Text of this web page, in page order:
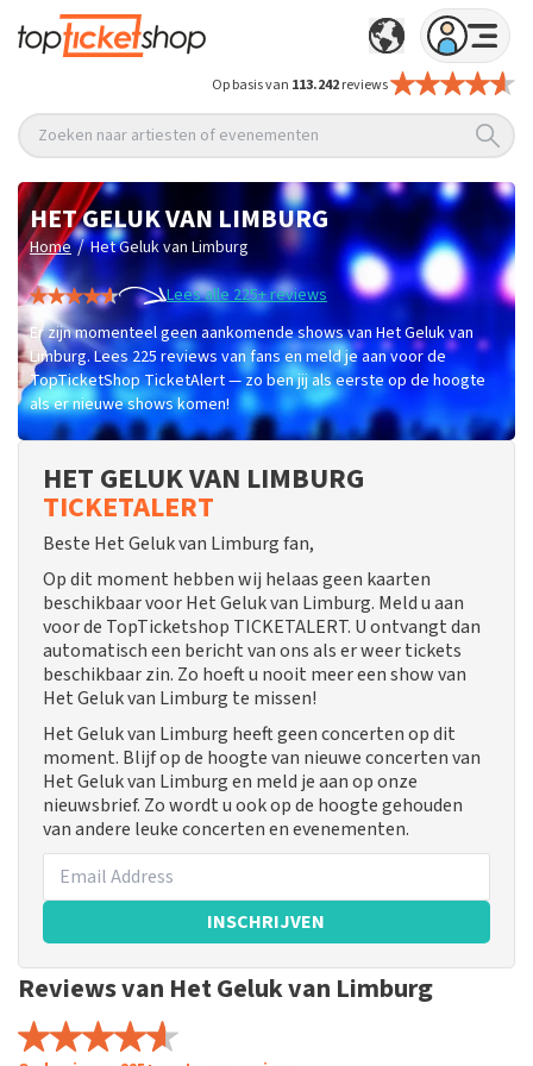
Op basis van 113.242reviews
Zoeken naar artiesten of evenementen
HET GELUK VAN LIMBURG
Home / Het Geluk van Limburg
Lees alle 225+ reviews
Er zijn momenteel geen aankomende shows van Het Geluk van
Limburg. Lees 225 reviews van fans en meld je aan voor de
TopTicketShop TicketAlert — zo ben jij als eerste op de hoogte
als er nieuwe shows komen!
HET GELUK VAN LIMBURG
TICKETALERT
Beste Het Geluk van Limburg fan,
Op dit moment hebben wij helaas geen kaarten
beschikbaar voor Het Geluk van Limburg. Meld u aan
voor de TopTicketshop TICKETALERT. U ontvangt dan
automatisch een bericht van ons als er weer tickets
beschikbaar zin. Zo hoeft u nooit meer een show van
Het Geluk van Limburg te missen!
Het Geluk van Limburg heeft geen concerten op dit
moment. Blijf op de hoogte van nieuwe concerten van
Het Geluk van Limburg en meld je aan op onze
nieuwsbrief. Zo wordt u ook op de hoogte gehouden
van andere leuke concerten en evenementen.
INSCHRIJVEN
Reviews van Het Geluk van Limburg